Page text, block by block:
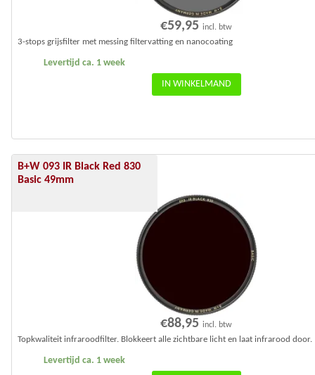
€59,95 incl. btw
Levertijd ca. 1 week
3-stops grijsfilter met messing filtervatting en nanocoating
IN WINKELMAND
B+W 093 IR Black Red 830
Basic 49mm
€88,95 incl. btw
Levertijd ca. 1 week
Topkwaliteit infraroodfilter. Blokkeert alle zichtbare licht en laat infrarood door.